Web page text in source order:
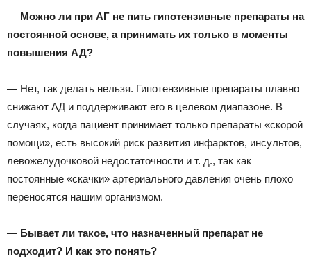
— Можно ли при АГ не пить гипотензивные препараты на
постоянной основе, а принимать их только в моменты
повышения АД?
— Нет, так делать нельзя. Гипотензивные препараты плавно
снижают АД и поддерживают его в целевом диапазоне. В
случаях, когда пациент принимает только препараты «скорой
помощи», есть высокий риск развития инфарктов, инсультов,
левожелудочковой недостаточности и т. д., так как
постоянные «скачки» артериального давления очень плохо
переносятся нашим организмом.
— Бывает ли такое, что назначенный препарат не
подходит? И как это понять?